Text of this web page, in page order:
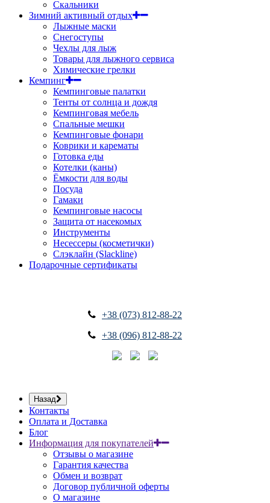
Скальники
Зимний активный отдых
Лыжные маски
Снегоступы
Чехлы для лыж
Товары для лыжного сервиса
Химические грелки
Кемпинг
Кемпинговые палатки
Тенты от солнца и дождя
Кемпинговая мебель
Спальные мешки
Кемпинговые фонари
Коврики и карематы
Готовка еды
Котелки (каны)
Ёмкости для воды
Посуда
Гамаки
Кемпинговые насосы
Защита от насекомых
Инструменты
Несессеры (косметички)
Слэклайн (Slackline)
Подарочные сертификаты
+38 (073) 812-88-22
+38 (096) 812-88-22
Назад
Контакты
Оплата и Доставка
Блог
Информация для покупателей
Отзывы о магазине
Гарантия качества
Обмен и возврат
Договор публичной оферты
О магазине